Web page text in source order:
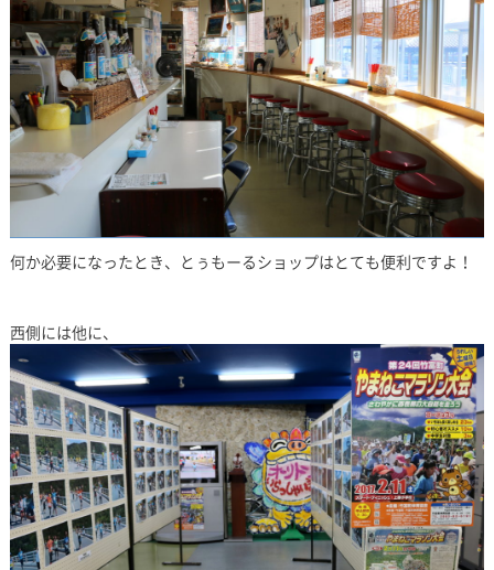
何か必要になったとき、とぅもーるショップはとても便利ですよ！
西側には他に、